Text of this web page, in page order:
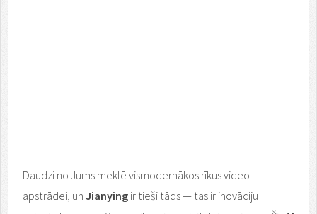
Daudzi no Jums meklē vismodernākos rīkus video
apstrādei, un Jianying ir tieši tāds — tas ir inovāciju